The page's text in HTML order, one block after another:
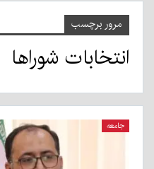
مرور برچسب
انتخابات شوراها
جامعه